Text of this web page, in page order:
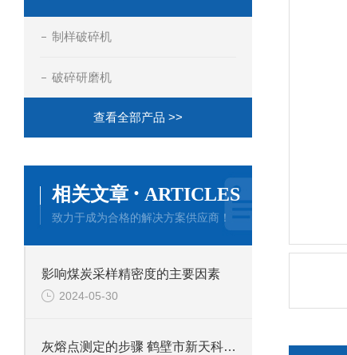
制样破碎机
破碎研磨机
查看全部产品 >>
相关文章 · ARTICLES
致力于成为合格的解决方案供应商！
影响煤炭采样精密度的主要因素
2024-05-30
灰熔点测定的步骤 鹤壁市新天科专业煤质检测